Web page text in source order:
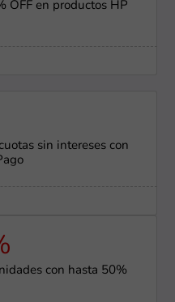
OFF en productos HP
sin intereses con
con hasta 50%